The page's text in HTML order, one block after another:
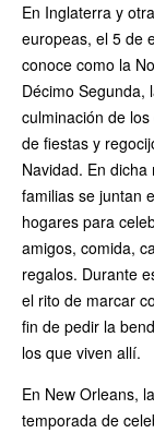
En Inglaterra y
europeas, el 5 de
conoce como la
Décimo Segunda,
culminación de
de fiestas y
Navidad. En dicha
familias se juntan
hogares para
amigos, comida,
regalos. Durante
el rito de marcar
fin de pedir la
los que viven allí.
En New Orleans,
temporada de